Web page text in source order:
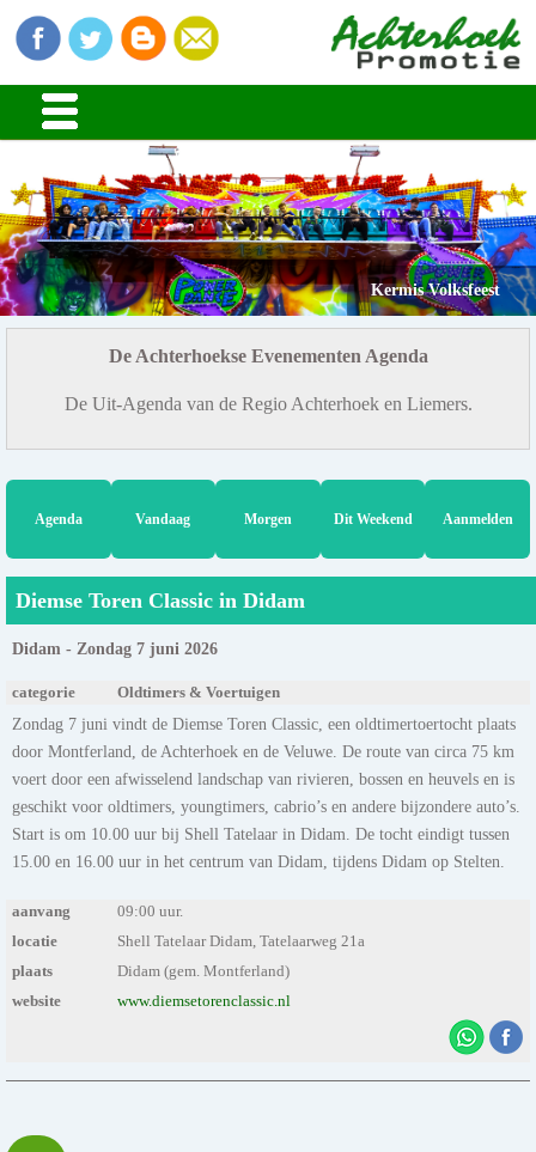
Kermis Volksfeest
De Achterhoekse Evenementen Agenda
De Uit-Agenda van de Regio Achterhoek en Liemers.
Agenda Vandaag Morgen Dit Weekend Aanmelden
Diemse Toren Classic in Didam
Didam - Zondag 7 juni 2026
categorie Oldtimers & Voertuigen
Zondag 7 juni vindt de Diemse Toren Classic, een oldtimertoertocht plaats
door Montferland, de Achterhoek en de Veluwe. De route van circa 75 km
voert door een afwisselend landschap van rivieren, bossen en heuvels en is
geschikt voor oldtimers, youngtimers, cabrio’s en andere bijzondere auto’s.
Start is om 10.00 uur bij Shell Tatelaar in Didam. De tocht eindigt tussen
15.00 en 16.00 uur in het centrum van Didam, tijdens Didam op Stelten.
aanvang
09:00 uur.
locatie
Shell Tatelaar Didam, Tatelaarweg 21a
plaats
Didam (gem. Montferland)
website
www.diemsetorenclassic.nl